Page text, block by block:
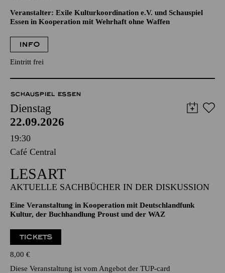
Veranstalter: Exile Kulturkoordination e.V. und Schauspiel
Essen in Kooperation mit Wehrhaft ohne Waffen
INFO
Eintritt frei
SCHAUSPIEL ESSEN
Dienstag
22.09.2026
19:30
Café Central
LESART
AKTUELLE SACHBÜCHER IN DER DISKUSSION
Eine Veranstaltung in Kooperation mit Deutschlandfunk
Kultur, der Buchhandlung Proust und der WAZ
TICKETS
8,00 €
Diese Veranstaltung ist vom Angebot der TUP-card